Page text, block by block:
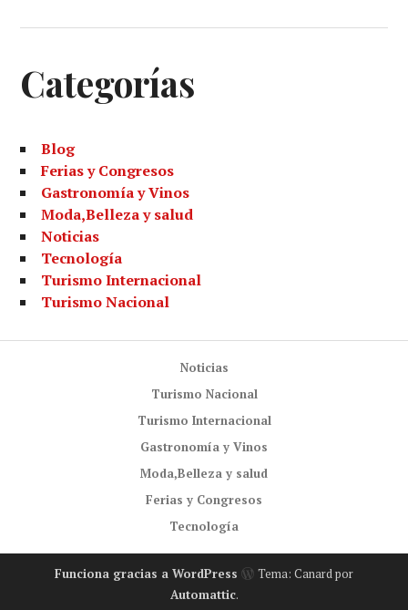
Categorías
Blog
Ferias y Congresos
Gastronomía y Vinos
Moda,Belleza y salud
Noticias
Tecnología
Turismo Internacional
Turismo Nacional
Noticias
Turismo Nacional
Turismo Internacional
Gastronomía y Vinos
Moda,Belleza y salud
Ferias y Congresos
Tecnología
Funciona gracias a WordPress
Tema: Canard por
Automattic.